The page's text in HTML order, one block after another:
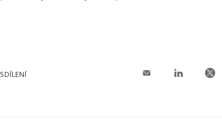
SDÍLENÍ